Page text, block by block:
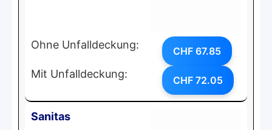
Ohne Unfalldeckung: CHF 67.85
Mit Unfalldeckung: CHF 72.05
Sanitas